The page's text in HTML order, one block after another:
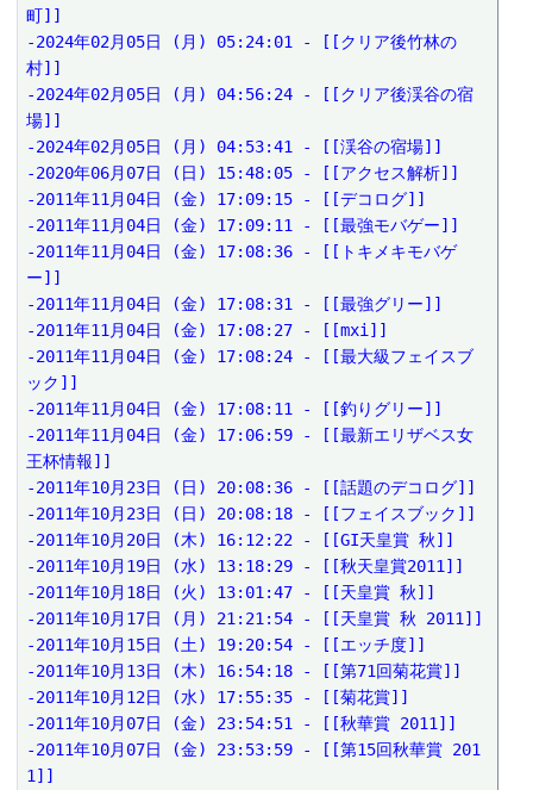
町]]
-2024年02月05日 (月) 05:24:01 - [[クリア後竹林の
村]]
-2024年02月05日 (月) 04:56:24 - [[クリア後渓谷の宿
場]]
-2024年02月05日 (月) 04:53:41 - [[渓谷の宿場]]
-2020年06月07日 (日) 15:48:05 - [[アクセス解析]]
-2011年11月04日 (金) 17:09:15 - [[デコログ]]
-2011年11月04日 (金) 17:09:11 - [[最強モバゲー]]
-2011年11月04日 (金) 17:08:36 - [[トキメキモバゲ
ー]]
-2011年11月04日 (金) 17:08:31 - [[最強グリー]]
-2011年11月04日 (金) 17:08:27 - [[mxi]]
-2011年11月04日 (金) 17:08:24 - [[最大級フェイスブ
ック]]
-2011年11月04日 (金) 17:08:11 - [[釣りグリー]]
-2011年11月04日 (金) 17:06:59 - [[最新エリザベス女
王杯情報]]
-2011年10月23日 (日) 20:08:36 - [[話題のデコログ]]
-2011年10月23日 (日) 20:08:18 - [[フェイスブック]]
-2011年10月20日 (木) 16:12:22 - [[GI天皇賞 秋]]
-2011年10月19日 (水) 13:18:29 - [[秋天皇賞2011]]
-2011年10月18日 (火) 13:01:47 - [[天皇賞 秋]]
-2011年10月17日 (月) 21:21:54 - [[天皇賞 秋 2011]]
-2011年10月15日 (土) 19:20:54 - [[エッチ度]]
-2011年10月13日 (木) 16:54:18 - [[第71回菊花賞]]
-2011年10月12日 (水) 17:55:35 - [[菊花賞]]
-2011年10月07日 (金) 23:54:51 - [[秋華賞 2011]]
-2011年10月07日 (金) 23:53:59 - [[第15回秋華賞 201
1]]